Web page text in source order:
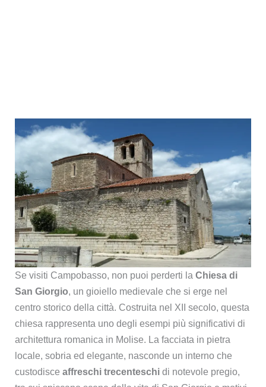
Se visiti Campobasso, non puoi perderti la Chiesa di
San Giorgio, un gioiello medievale che si erge nel
centro storico della città. Costruita nel XII secolo, questa
chiesa rappresenta uno degli esempi più significativi di
architettura romanica in Molise. La facciata in pietra
locale, sobria ed elegante, nasconde un interno che
custodisce affreschi trecenteschidi notevole pregio,